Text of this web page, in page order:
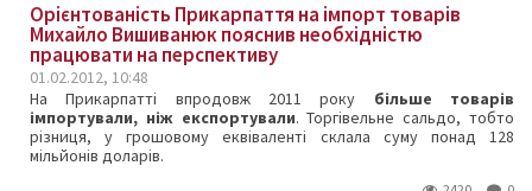
Орієнтованість Прикарпаття на імпорт товарів
Михайло Вишиванюк пояснив необхідністю
працювати на перспективу
01.02.2012, 10:48
На Прикарпатті впродовж 2011 року більше товарів
імпортували, ніж експортували. Торгівельне сальдо, тобто
різниця, у грошовому еквіваленті склала суму понад 128
мільйонів доларів.